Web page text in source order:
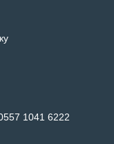
1041 6222